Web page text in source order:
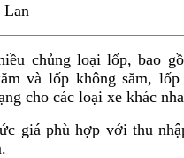
Lan
chủng loại lốp, bao
và lốp không săm, lốp
cho các loại xe khác
giá phù hợp với thu